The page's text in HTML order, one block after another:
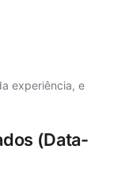
experiência, e
(Data-